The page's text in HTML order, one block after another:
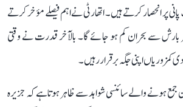
پر انحصار کرتے ہیں۔ اتھارٹی نے اہم فیصلے مؤخر کرتے
بارش سے بحران کم ہو جائے گا۔ بالآخر قدرت نے وقتی
کمزوریاں اپنی جگہ برقرار رہیں۔
جمع ہونے والے سائنسی شواہد سے ظاہر ہوتا ہے کہ جزیرہ